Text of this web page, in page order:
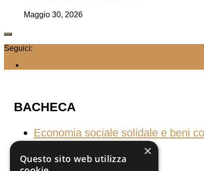
Maggio 30, 2026
Seguici:
BACHECA
Economia sociale solidale e beni
×
Questo sito web utilizza